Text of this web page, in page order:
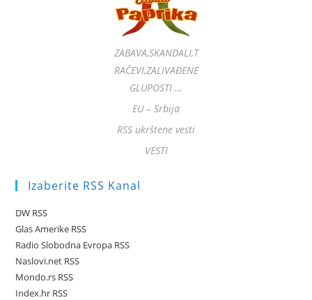
ZABAVA,SKANDALI,T
RAČEVI,ZALIVAĐENE
GLUPOSTI …
EU – Srbija
RSS ukrštene vesti
VESTI
Izaberite RSS Kanal
DW RSS
Glas Amerike RSS
Radio Slobodna Evropa RSS
Naslovi.net RSS
Mondo.rs RSS
Index.hr RSS